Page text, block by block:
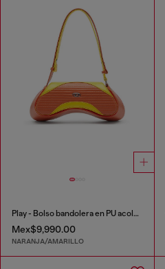
Play - Bolso bandolera en PU acolchado perforado
Mex$9,990.00
NARANJA/AMARILLO